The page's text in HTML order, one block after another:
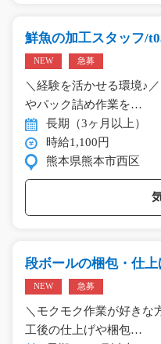
鮮魚の加工スタッフ/
NEW 急募
＼経験を活かせる環境♪
やパック詰め作業を…
長期（3ヶ月以上）
時給1,100円
熊本県熊本市西区
段ボールの梱包・仕
NEW 急募
＼モクモク作業が好きな
工後の仕上げや梱包…